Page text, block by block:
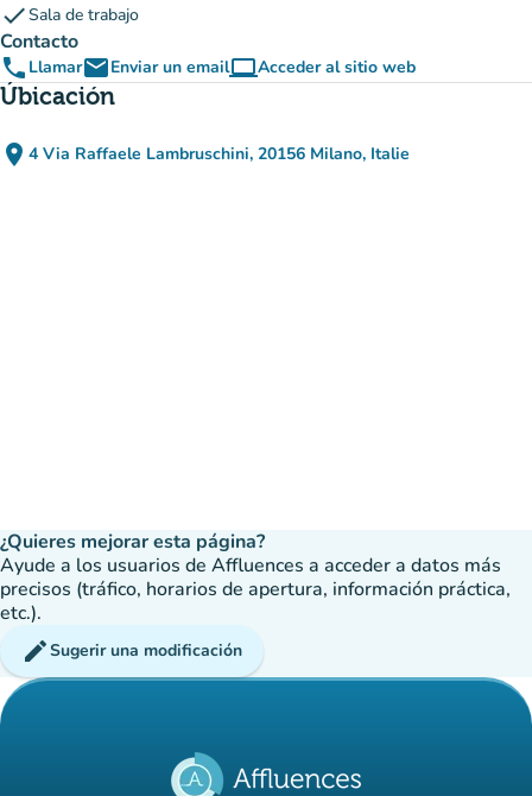
checkSala de trabajo
Contacto
phone LlamaremailEnviar un emailcomputerAcceder al sitio web
(nueva pestaña)
Úbicación
place 4 Via Raffaele Lambruschini, 20156 Milano, Italie
(abrir en Google Maps)
(nueva pestaña)
¿Quieres mejorar esta página?
Ayude a los usuarios de Affluences a acceder a datos más
precisos (tráfico, horarios de apertura, información práctica,
etc.).
editSugerir una modificación